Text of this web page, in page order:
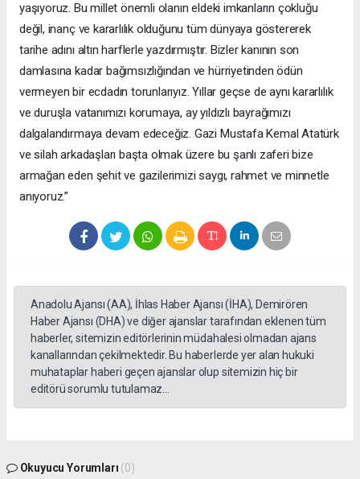
yaşıyoruz. Bu millet önemli olanın eldeki imkanların çokluğu
değil, inanç ve kararlılık olduğunu tüm dünyaya göstererek
tarihe adını altın harflerle yazdırmıştır. Bizler kanının son
damlasına kadar bağımsızlığından ve hürriyetinden ödün
vermeyen bir ecdadın torunlarıyız. Yıllar geçse de aynı kararlılık
ve duruşla vatanımızı korumaya, ay yıldızlı bayrağımızı
dalgalandırmaya devam edeceğiz. Gazi Mustafa Kemal Atatürk
ve silah arkadaşları başta olmak üzere bu şanlı zaferi bize
armağan eden şehit ve gazilerimizi saygı, rahmet ve minnetle
anıyoruz.”
Anadolu Ajansı (AA), İhlas Haber Ajansı (İHA), Demirören
Haber Ajansı (DHA) ve diğer ajanslar tarafından eklenen tüm
haberler, sitemizin editörlerinin müdahalesi olmadan ajans
kanallarından çekilmektedir. Bu haberlerde yer alan hukuki
muhataplar haberi geçen ajanslar olup sitemizin hiç bir
editörü sorumlu tutulamaz...
Okuyucu Yorumları (0)